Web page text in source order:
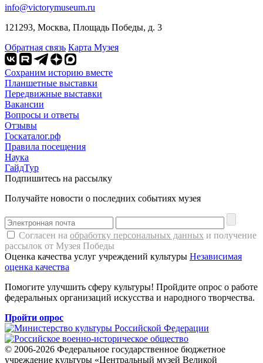
info@victorymuseum.ru
121293, Москва, Площадь Победы, д. 3
Обратная связь Карта Музея
Сохраним историю вместе
Планшетные выставки
Передвижные выставки
Вакансии
Вопросы и ответы
Отзывы
Госкаталог.рф
Правила посещения
Наука
ГайдТур
Подпишитесь на рассылку
Получайте новости о последних событиях музея
Согласен на обработку персональных данных и получение
рассылок от Музея Победы
Оценка качества услуг учреждений культуры Независимая
оценка качества
Помогите улучшить сферу культуры! Пройдите опрос о работе
федеральных организаций искусства и народного творчества.
Пройти опрос
© 2006-2026 Федеральное государственное бюджетное
учреждение культуры «Центральный музей Великой